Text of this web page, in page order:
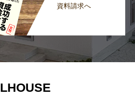
資料請求へ
LHOUSE